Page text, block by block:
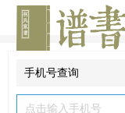
手机号查询